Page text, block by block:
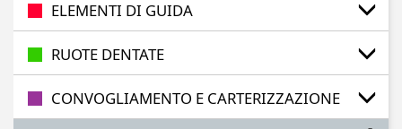
ELEMENTI DI GUIDA
RUOTE DENTATE
CONVOGLIAMENTO E CARTERIZZAZIONE